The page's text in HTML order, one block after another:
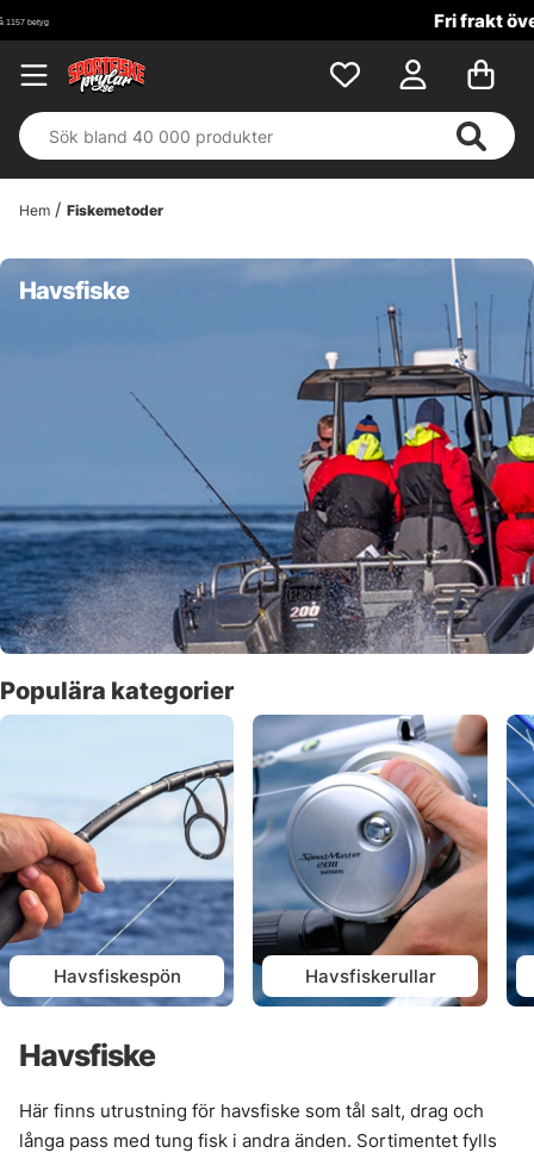
Hem Fiskemetoder
Havsfiske
Populära kategorier
Havsfiskespön Havsfiskerullar
Havsfiske
Här finns utrustning för havsfiske som tål salt, drag och
långa pass med tung fisk i andra änden. Sortimentet fylls